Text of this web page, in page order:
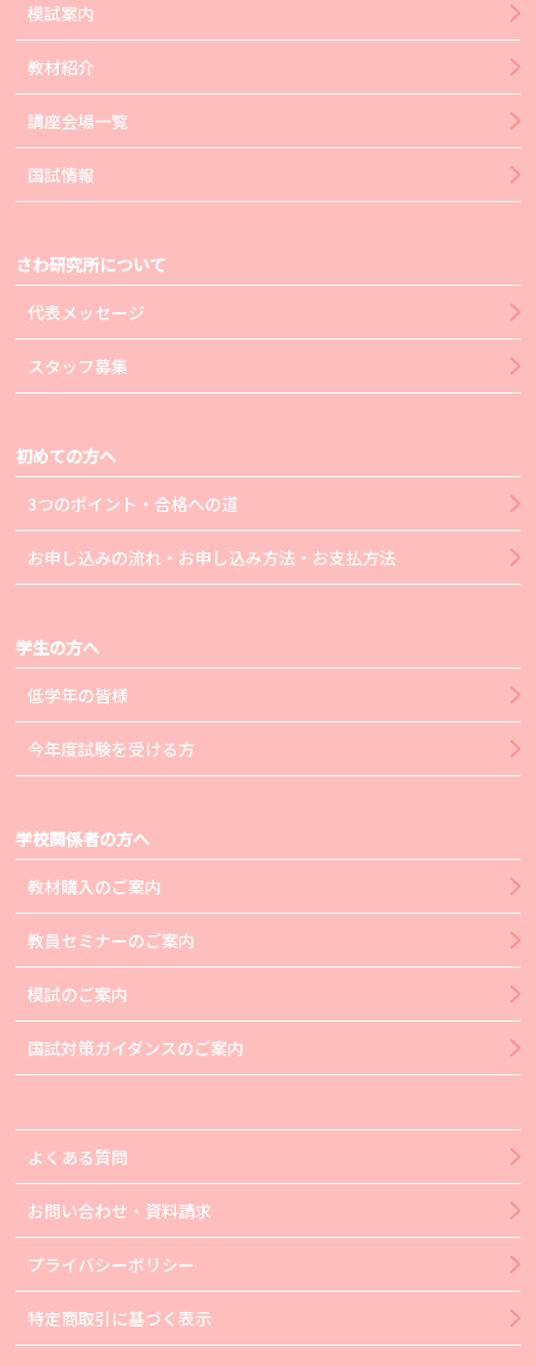
模試案内
教材紹介
講座会場一覧
国試情報
さわ研究所について
代表メッセージ
スタッフ募集
初めての方へ
3つのポイント・合格への道
お申し込みの流れ・お申し込み方法・お支払方法
学生の方へ
低学年の皆様
今年度試験を受ける方
学校関係者の方へ
教材購入のご案内
教員セミナーのご案内
模試のご案内
国試対策ガイダンスのご案内
よくある質問
お問い合わせ・資料請求
プライバシーポリシー
特定商取引に基づく表示